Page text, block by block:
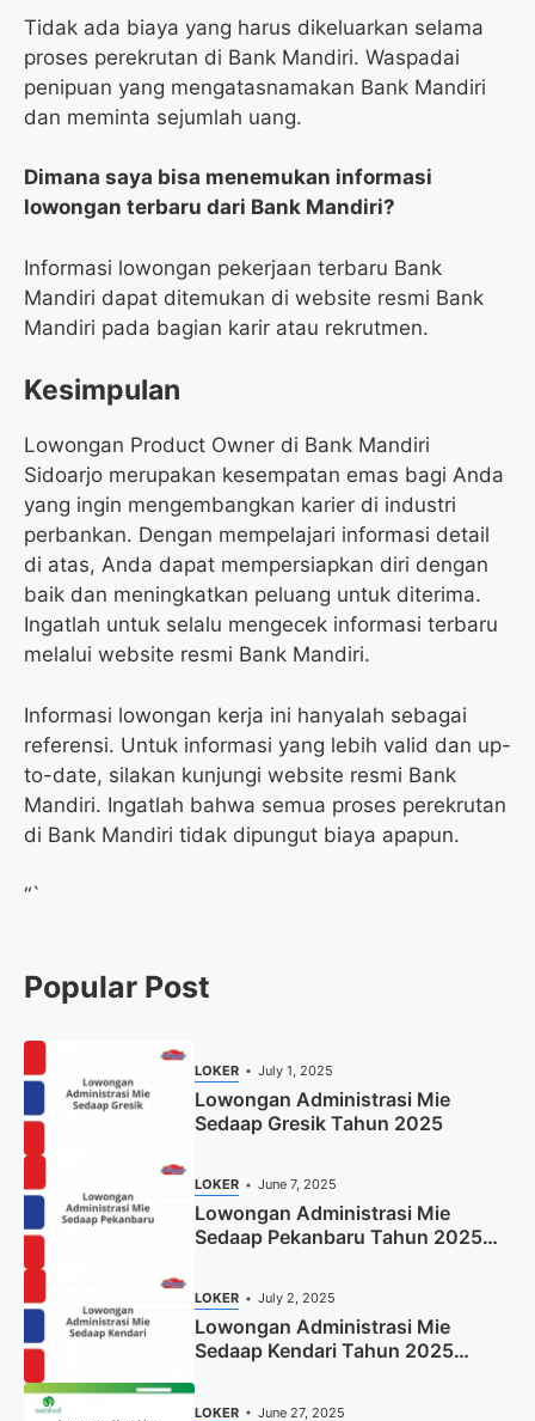
Tidak ada biaya yang harus dikeluarkan selama
proses perekrutan di Bank Mandiri. Waspadai
penipuan yang mengatasnamakan Bank Mandiri
dan meminta sejumlah uang.
Dimana saya bisa menemukan informasi
lowongan terbaru dari Bank Mandiri?
Informasi lowongan pekerjaan terbaru Bank
Mandiri dapat ditemukan di website resmi Bank
Mandiri pada bagian karir atau rekrutmen.
Kesimpulan
Lowongan Product Owner di Bank Mandiri
Sidoarjo merupakan kesempatan emas bagi Anda
yang ingin mengembangkan karier di industri
perbankan. Dengan mempelajari informasi detail
di atas, Anda dapat mempersiapkan diri dengan
baik dan meningkatkan peluang untuk diterima.
Ingatlah untuk selalu mengecek informasi terbaru
melalui website resmi Bank Mandiri.
Informasi lowongan kerja ini hanyalah sebagai
referensi. Untuk informasi yang lebih valid dan up-
to-date, silakan kunjungi website resmi Bank
Mandiri. Ingatlah bahwa semua proses perekrutan
di Bank Mandiri tidak dipungut biaya apapun.
“`
Popular Post
LOKER July 1, 2025
Lowongan Administrasi Mie
Sedaap Gresik Tahun 2025
LOKER June 7, 2025
Lowongan Administrasi Mie
Sedaap Pekanbaru Tahun 2025
LOKER July 2, 2025
Lowongan Administrasi Mie
Sedaap Kendari Tahun 2025
LOKER June 27, 2025